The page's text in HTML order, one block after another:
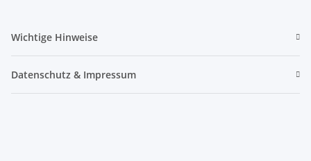
Wichtige Hinweise
Datenschutz & Impressum